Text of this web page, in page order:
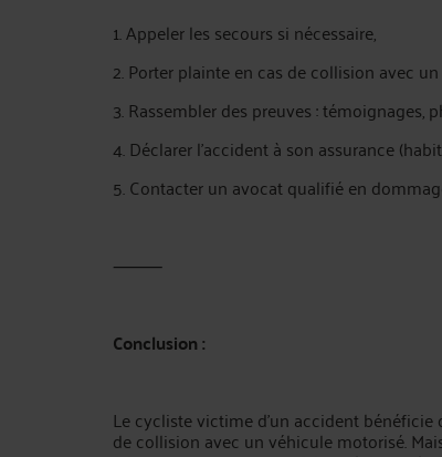
1. Appeler les secours si nécessaire,
2. Porter plainte en cas de collision avec
3. Rassembler des preuves :
4. Déclarer l’accident à son assurance
5. Contacter un avocat qualifié en
⸻
Conclusion :
Le cycliste victime d’un accident
de collision avec un véhicule motorisé.